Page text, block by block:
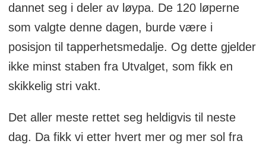
dannet seg i deler av løypa. De 120 løperne
som valgte denne dagen, burde være i
posisjon til tapperhetsmedalje. Og dette gjelder
ikke minst staben fra Utvalget, som fikk en
skikkelig stri vakt.
Det aller meste rettet seg heldigvis til neste
dag. Da fikk vi etter hvert mer og mer sol fra